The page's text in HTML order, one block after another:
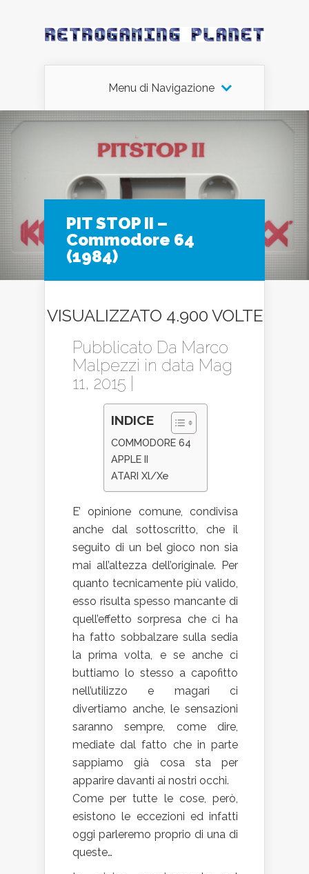
Menu di Navigazione
PIT STOP II –
Commodore 64
(1984)
VISUALIZZATO 4.900 VOLTE
Pubblicato Da Marco
Malpezzi in data Mag
11, 2015 |
INDICE
COMMODORE 64
APPLE II
ATARI Xl/Xe
E’ opinione comune, condivisa
anche dal sottoscritto, che il
seguito di un bel gioco non sia
mai all’altezza dell’originale. Per
quanto tecnicamente più valido,
esso risulta spesso mancante di
quell’effetto sorpresa che ci ha
ha fatto sobbalzare sulla sedia
la prima volta, e se anche ci
buttiamo lo stesso a capofitto
nell’utilizzo e magari ci
divertiamo anche, le sensazioni
saranno sempre, come dire,
mediate dal fatto che in parte
sappiamo già cosa sta per
apparire davanti ai nostri occhi.
Come per tutte le cose, però,
esistono le eccezioni ed infatti
oggi parleremo proprio di una di
queste…